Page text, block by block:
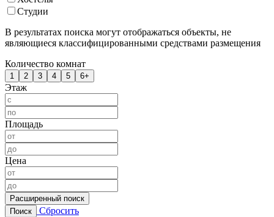
Студии
В результатах поиска могут отображаться объекты, не
являющиеся классифицированными средствами размещения
Количество комнат
1 2 3 4 5 6+
Этаж
Площадь
Цена
Расширенный поиск
Поиск
Сбросить